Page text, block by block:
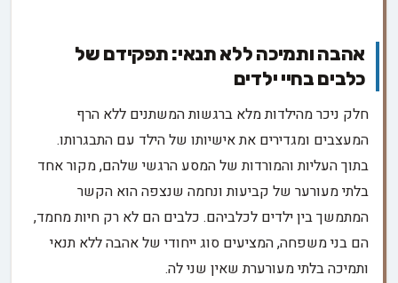
אהבה ותמיכה ללא תנאי: תפקידם של
כלבים בחיי ילדים
חלק ניכר מהילדות מלא ברגשות המשתנים ללא הרף
המעצבים ומגדירים את אישיותו של הילד עם התבגרותו.
בתוך העליות והמורדות של המסע הרגשי שלהם, מקור אחד
בלתי מעורער של קביעות ונחמה שנצפה הוא הקשר
המתמשך בין ילדים לכלביהם. כלבים הם לא רק חיות מחמד,
הם בני משפחה, המציעים סוג ייחודי של אהבה ללא תנאי
ותמיכה בלתי מעורערת שאין שני לה.